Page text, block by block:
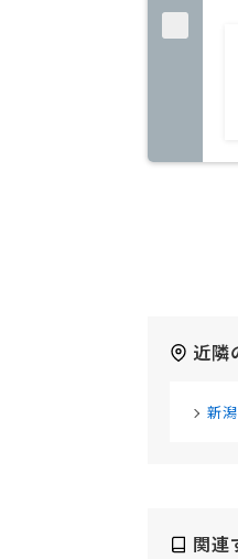
近隣
新
関連